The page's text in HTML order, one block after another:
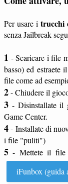
Per usare i trucchi
senza Jailbreak
1 - Scaricare i file
basso) ed estraete
file come ad
2- Chiudere il
3 - Disinstallate il
Game Center.
4- Installate di
i file "puliti")
5 - Mettete il file
iFunbox (guida